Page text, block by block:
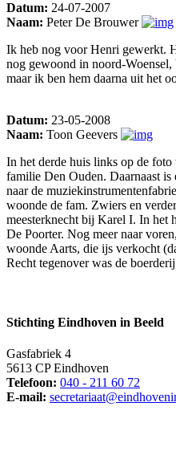
Datum: 24-07-2007
Naam: Peter De Brouwer
Ik heb nog voor Henri gewerkt.
nog gewoond in noord-
maar ik ben hem daarna uit het
Datum: 23-05-2008
Naam: Toon Geevers
In het derde huis links op de
familie Den Ouden. Daarnaast is
naar de
woonde de fam. Zwiers en
meesterknecht bij Karel I. In het
De Poorter. Nog meer naar
woonde Aarts, die ijs verkocht
Recht tegenover was de
Stichting Eindhoven in Beeld
Gasfabriek 4
5613 CP Eindhoven
Telefoon: 040 - 211 60 72
E-mail: